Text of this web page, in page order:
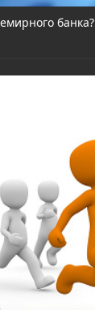
банка?